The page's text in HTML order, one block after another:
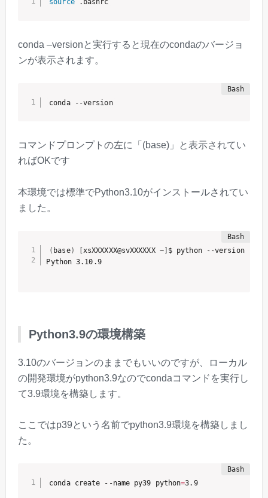
conda –versionと実行すると現在のcondaのバージョ
ンが表示されます。
conda --version
コマンドプロンプトの左に「(base)」と表示されてい
ればOKです
本環境では標準でPython3.10がインストールされてい
ました。
( base) [xsXXXXXX@svXXXXXX ~] $ python --version
Python 3.10.9
Python3.9の環境構築
3.10のバージョンのままでもいいのですが、ローカル
の開発環境がpython3.9なのでcondaコマンドを実行し
て3.9環境を構築します。
ここではp39という名前でpython3.9環境を構築しまし
た。
conda create --name py39 python=3.9